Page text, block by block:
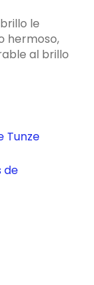
le
hermoso,
al brillo
Tunze
de